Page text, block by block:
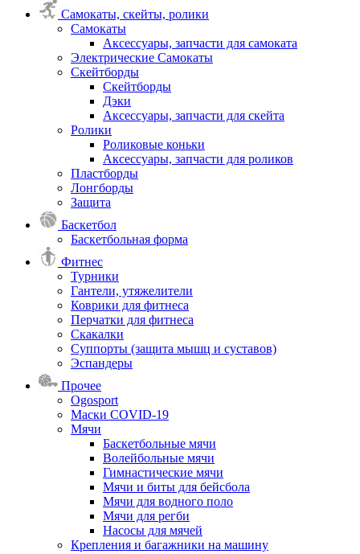
Самокаты, скейты, ролики
Самокаты
Аксессуары, запчасти для самоката
Электрические Самокаты
Скейтборды
Скейтборды
Дэки
Аксессуары, запчасти для скейта
Ролики
Роликовые коньки
Аксессуары, запчасти для роликов
Пластборды
Лонгборды
Защита
Баскетбол
Баскетбольная форма
Фитнес
Турники
Гантели, утяжелители
Коврики для фитнеса
Перчатки для фитнеса
Скакалки
Суппорты (защита мышц и суставов)
Эспандеры
Прочее
Ogosport
Маски COVID-19
Мячи
Баскетбольные мячи
Волейбольные мячи
Гимнастические мячи
Мячи и биты для бейсбола
Мячи для водного поло
Мячи для регби
Насосы для мячей
Крепления и багажники на машину